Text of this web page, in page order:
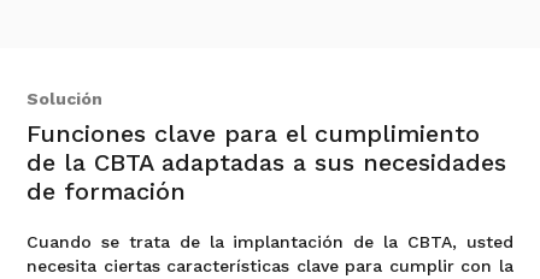
Solución
Funciones clave para el cumplimiento
de la CBTA adaptadas a sus necesidades
de formación
Cuando se trata de la implantación de la CBTA, usted
necesita ciertas características clave para cumplir con la